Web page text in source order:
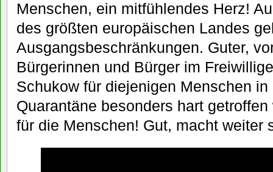
Menschen, ein mitfühlendes Herz!
des größten europäischen Landes
Ausgangsbeschränkungen. Guter,
Bürgerinnen und Bürger im
Schukow für diejenigen Menschen
Quarantäne besonders hart
für die Menschen! Gut, macht weiter